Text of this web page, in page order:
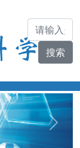
Next